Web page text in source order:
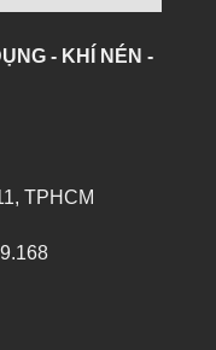
- KHÍ NÉN -
TPHCM